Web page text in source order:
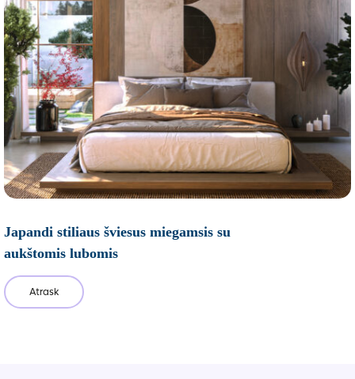
Japandi stiliaus šviesus miegamsis su
aukštomis lubomis
Atrask